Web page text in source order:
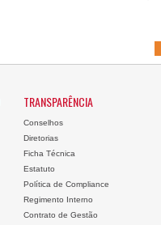
TRANSPARÊNCIA
Conselhos
Diretorias
Ficha Técnica
Estatuto
Política de Compliance
Regimento Interno
Contrato de Gestão